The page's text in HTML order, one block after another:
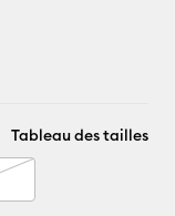
Tableau des tailles